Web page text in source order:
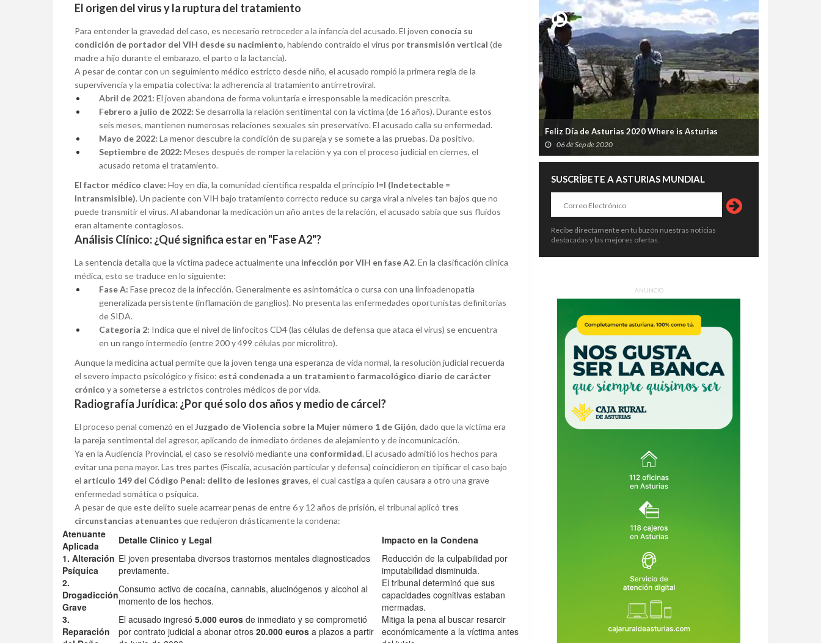
El origen del virus y la ruptura del tratamiento
Para entender la gravedad del caso, es necesario retroceder a la infancia del acusado. El joven conocía su
condición de portador del VIH desde su nacimiento, habiendo contraído el virus por transmisión vertical (de
madre a hijo durante el embarazo, el parto o la lactancia).
A pesar de contar con un seguimiento médico estricto desde niño, el acusado rompió la primera regla de la
supervivencia y la empatía colectiva: la adherencia al tratamiento antirretroviral.
Abril de 2021: El joven abandona de forma voluntaria e irresponsable la medicación prescrita.
Febrero a julio de 2022: Se desarrolla la relación sentimental con la víctima (de 16 años). Durante estos
seis meses, mantienen numerosas relaciones sexuales sin preservativo. El acusado calla su enfermedad.
Mayo de 2022: La menor descubre la condición de su pareja y se somete a las pruebas. Da positivo.
Septiembre de 2022: Meses después de romper la relación y ya con el proceso judicial en ciernes, el
acusado retoma el tratamiento.
El factor médico clave: Hoy en día, la comunidad científica respalda el principio I=I (Indetectable =
Intransmisible). Un paciente con VIH bajo tratamiento correcto reduce su carga viral a niveles tan bajos que no
puede transmitir el virus. Al abandonar la medicación un año antes de la relación, el acusado sabía que sus fluidos
eran altamente contagiosos.
Análisis Clínico: ¿Qué significa estar en "Fase A2"?
La sentencia detalla que la víctima padece actualmente una infección por VIH en fase A2. En la clasificación clínica
médica, esto se traduce en lo siguiente:
Fase A: Fase precoz de la infección. Generalmente es asintomática o cursa con una linfoadenopatía
generalizada persistente (inflamación de ganglios). No presenta las enfermedades oportunistas definitorias
de SIDA.
Categoría 2: Indica que el nivel de linfocitos CD4 (las células de defensa que ataca el virus) se encuentra
en un rango intermedio (entre 200 y 499 células por microlitro).
Aunque la medicina actual permite que la joven tenga una esperanza de vida normal, la resolución judicial recuerda
el severo impacto psicológico y físico: está condenada a un tratamiento farmacológico diario de carácter
crónico y a someterse a estrictos controles médicos de por vida.
Radiografía Jurídica: ¿Por qué solo dos años y medio de cárcel?
El proceso penal comenzó en el Juzgado de Violencia sobre la Mujer número 1 de Gijón, dado que la víctima era
la pareja sentimental del agresor, aplicando de inmediato órdenes de alejamiento y de incomunicación.
Ya en la Audiencia Provincial, el caso se resolvió mediante una conformidad. El acusado admitió los hechos para
evitar una pena mayor. Las tres partes (Fiscalía, acusación particular y defensa) coincidieron en tipificar el caso bajo
el artículo 149 del Código Penal: delito de lesiones graves, el cual castiga a quien causara a otro una grave
enfermedad somática o psíquica.
A pesar de que este delito suele acarrear penas de entre 6 y 12 años de prisión, el tribunal aplicó tres
circunstancias atenuantes que redujeron drásticamente la condena:
Atenuante
Aplicada
Detalle Clínico y Legal
Impacto en la Condena
1. Alteración
Psíquica
El joven presentaba diversos trastornos mentales diagnosticados
previamente.
Reducción de la culpabilidad por
imputabilidad disminuida.
2.
Drogadicción
Grave
Consumo activo de cocaína, cannabis, alucinógenos y alcohol al
momento de los hechos.
El tribunal determinó que sus
capacidades cognitivas estaban
mermadas.
3.
Reparación
El acusado ingresó 5.000 euros de inmediato y se comprometió
por contrato judicial a abonar otros 20.000 euros a plazos a partir
Mitiga la pena al buscar resarcir
económicamente a la víctima antes
Feliz Día de Asturias 2020 Where is Asturias
06 de Sep de 2020
SUSCRÍBETE A ASTURIAS MUNDIAL
Recibe directamente en tu buzón nuestras noticias
destacadas y las mejores ofertas.
ANUNCIO